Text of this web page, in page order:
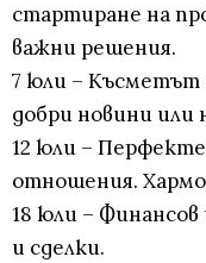
стартиране на
важни решения.
7 юли – Късметът
добри новини или
12 юли –
отношения.
18 юли – Финансов
и сделки.